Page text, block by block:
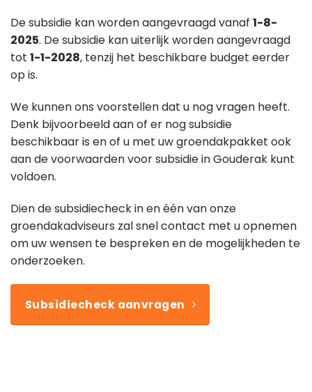
De subsidie kan worden aangevraagd vanaf 1-8-
2025. De subsidie kan uiterlijk worden aangevraagd
tot 1-1-2028, tenzij het beschikbare budget eerder
op is.
We kunnen ons voorstellen dat u nog vragen heeft.
Denk bijvoorbeeld aan of er nog subsidie
beschikbaar is en of u met uw groendakpakket ook
aan de voorwaarden voor subsidie in Gouderak kunt
voldoen.
Dien de subsidiecheck in en één van onze
groendakadviseurs zal snel contact met u opnemen
om uw wensen te bespreken en de mogelijkheden te
onderzoeken.
Subsidiecheck aanvragen